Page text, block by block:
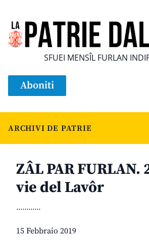
SFUEI MENSÎL FURLAN
Aboniti
ARCHIVI DE PATRIE
ZÂL PAR FURLAN.
vie del Lavôr
............
15 Febbraio 2019